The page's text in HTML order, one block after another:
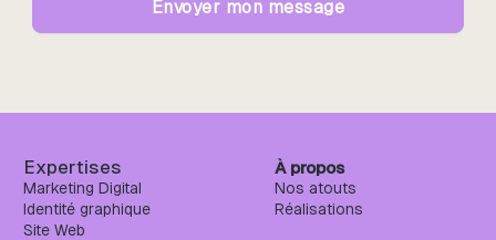
Expertises
Marketing Digital
Identité graphique
Site Web
À propos
Nos atouts
Réalisations